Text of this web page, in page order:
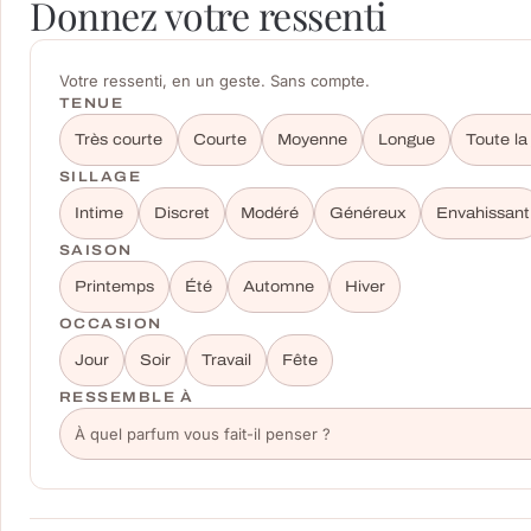
Donnez votre ressenti
Votre ressenti, en un geste. Sans compte.
TENUE
Très courte Courte Moyenne Longue Toute
SILLAGE
Intime Discret Modéré Généreux Envahissant
SAISON
Printemps Été Automne Hiver
OCCASION
Jour Soir Travail Fête
RESSEMBLE À